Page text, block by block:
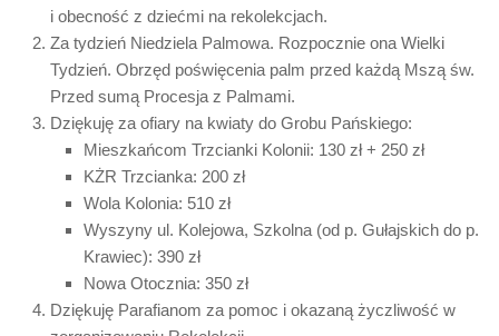
i obecność z dziećmi na rekolekcjach.
Za tydzień Niedziela Palmowa. Rozpocznie ona Wielki
Tydzień. Obrzęd poświęcenia palm przed każdą Mszą św.
Przed sumą Procesja z Palmami.
Dziękuję za ofiary na kwiaty do Grobu Pańskiego:
Mieszkańcom Trzcianki Kolonii: 130 zł + 250 zł
KŻR Trzcianka: 200 zł
Wola Kolonia: 510 zł
Wyszyny ul. Kolejowa, Szkolna (od p. Gułajskich do p.
Krawiec): 390 zł
Nowa Otocznia: 350 zł
Dziękuję Parafianom za pomoc i okazaną życzliwość w